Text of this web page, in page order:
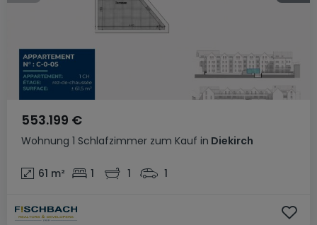
Wohnung 1 Schlafzimmer zum Kauf in Diekirch
553.199 €
61 m² 1 1 1